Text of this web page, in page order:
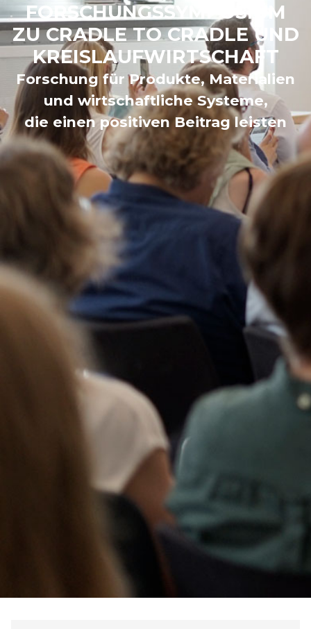
FORSCHUNGSSYMPOSIUM
ZU CRADLE TO CRADLE UND
KREISLAUFWIRTSCHAFT
Forschung für Produkte, Materialien
und wirtschaftliche Systeme,
die einen positiven Beitrag leisten